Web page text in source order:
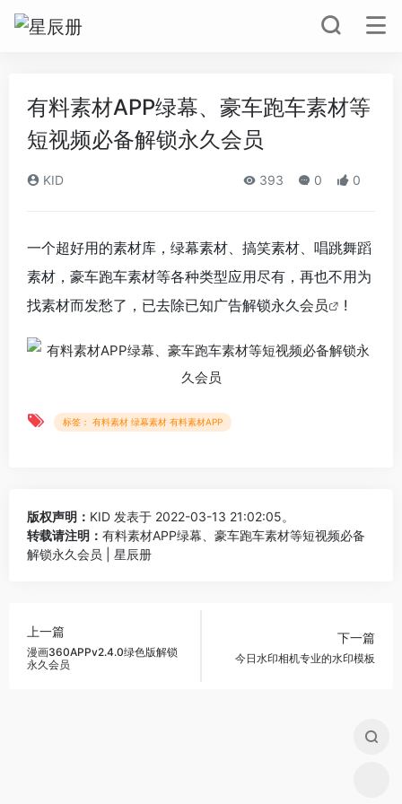
有料素材APP绿幕、豪车跑车素材等
短视频必备解锁永久会员
KID 393 0 0
一个超好用的素材库，绿幕素材、搞笑素材、唱跳舞蹈
素材，豪车跑车素材等各种类型应用尽有，再也不用为
找素材而发愁了，已去除已知广告解锁永久 会员 !
标签： 有料素材 绿幕素材 有料素材APP
版权声明： KID 发表于 2022-03-13 21:02:05。
转载请注明： 有料素材APP绿幕、豪车跑车素材等短视频必备
解锁永久会员 | 星辰册
上一篇
漫画360APPv2.4.0绿色版解锁
永久会员
下一篇
今日水印相机专业的水印模板